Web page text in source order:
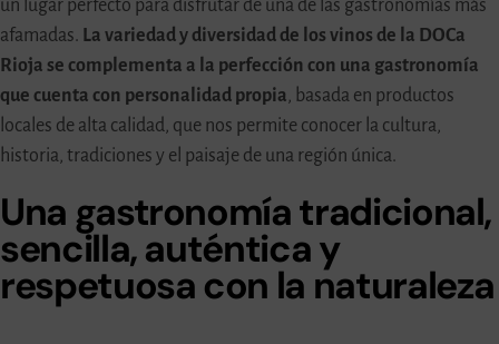
un lugar perfecto para disfrutar de una de las gastronomías más
afamadas. La variedad y diversidad de los vinos de la DOCa
Rioja se complementa a la perfección con una gastronomía
que cuenta con personalidad propia, basada en productos
locales de alta calidad, que nos permite conocer la cultura,
historia, tradiciones y el paisaje de una región única.
Una gastronomía tradicional,
sencilla, auténtica y
respetuosa con la naturaleza